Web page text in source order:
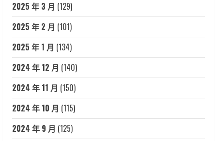
2025 年 3 月 (129)
2025 年 2 月 (101)
2025 年 1 月 (134)
2024 年 12 月 (140)
2024 年 11 月 (150)
2024 年 10 月 (115)
2024 年 9 月 (125)